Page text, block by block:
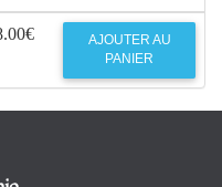
AJOUTER AU
PANIER